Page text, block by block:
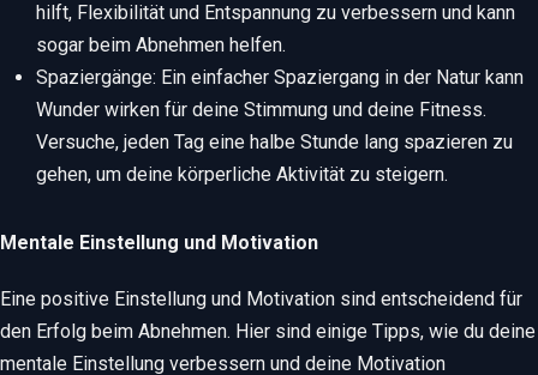
hilft, Flexibilität und Entspannung zu verbessern und kann
sogar beim Abnehmen helfen.
Spaziergänge: Ein einfacher Spaziergang in der Natur kann
Wunder wirken für deine Stimmung und deine Fitness.
Versuche, jeden Tag eine halbe Stunde lang spazieren zu
gehen, um deine körperliche Aktivität zu steigern.
Mentale Einstellung und Motivation
Eine positive Einstellung und Motivation sind entscheidend für
den Erfolg beim Abnehmen. Hier sind einige Tipps, wie du deine
mentale Einstellung verbessern und deine Motivation